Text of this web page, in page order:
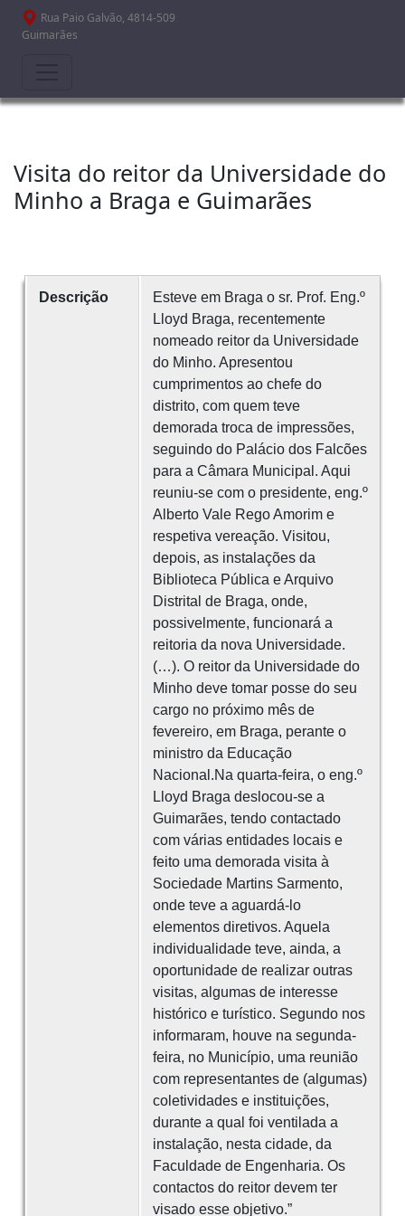
Passar para o conteúdo principal
Rua Paio Galvão, 4814-509
Guimarães
Visita do reitor da Universidade do
Minho a Braga e Guimarães
Descrição
Esteve em Braga o sr. Prof. Eng.º
Lloyd Braga, recentemente
nomeado reitor da Universidade
do Minho. Apresentou
cumprimentos ao chefe do
distrito, com quem teve
demorada troca de impressões,
seguindo do Palácio dos Falcões
para a Câmara Municipal. Aqui
reuniu-se com o presidente, eng.º
Alberto Vale Rego Amorim e
respetiva vereação. Visitou,
depois, as instalações da
Biblioteca Pública e Arquivo
Distrital de Braga, onde,
possivelmente, funcionará a
reitoria da nova Universidade.
(…). O reitor da Universidade do
Minho deve tomar posse do seu
cargo no próximo mês de
fevereiro, em Braga, perante o
ministro da Educação
Nacional.Na quarta-feira, o eng.º
Lloyd Braga deslocou-se a
Guimarães, tendo contactado
com várias entidades locais e
feito uma demorada visita à
Sociedade Martins Sarmento,
onde teve a aguardá-lo
elementos diretivos. Aquela
individualidade teve, ainda, a
oportunidade de realizar outras
visitas, algumas de interesse
histórico e turístico. Segundo nos
informaram, houve na segunda-
feira, no Município, uma reunião
com representantes de (algumas)
coletividades e instituições,
durante a qual foi ventilada a
instalação, nesta cidade, da
Faculdade de Engenharia. Os
contactos do reitor devem ter
visado esse objetivo.”